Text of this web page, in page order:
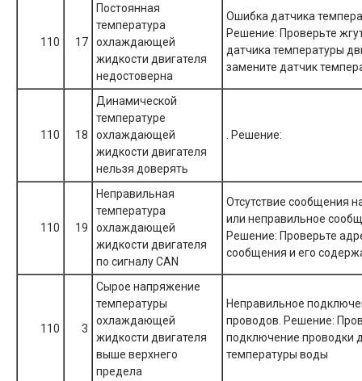
110 17
Постоянная
температура
охлаждающей
жидкости двигателя
недостоверна
Ошибка датчика
Решение: Проверьте
датчика температуры
замените датчик
110 18
Динамической
температуре
охлаждающей
жидкости двигателя
нельзя доверять
. Решение:
110 19
Неправильная
температура
охлаждающей
жидкости двигателя
по сигналу CAN
Отсутствие сообщения
или неправильное
Решение: Проверьте
сообщения и его
110 3
Сырое напряжение
температуры
охлаждающей
жидкости двигателя
выше верхнего
предела
Неправильное
проводов. Решение:
подключение проводки
температуры воды